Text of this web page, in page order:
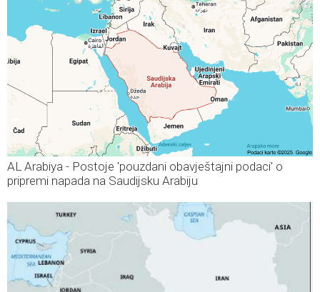
AL Arabiya - Postoje 'pouzdani obavještajni podaci' o
pripremi napada na Saudijsku Arabiju